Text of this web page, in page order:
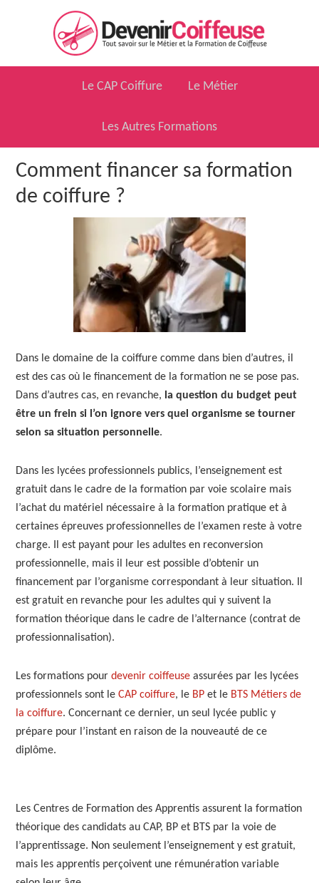
navigation
content
sidebar
Le CAP Coiffure Le Métier
Les Autres Formations
Comment financer sa formation
de coiffure ?
Dans le domaine de la coiffure comme dans bien d’autres, il
est des cas où le financement de la formation ne se pose pas.
Dans d’autres cas, en revanche, la question du budget peut
être un frein si l’on ignore vers quel organisme se tourner
selon sa situation personnelle.
Dans les lycées professionnels publics, l’enseignement est
gratuit dans le cadre de la formation par voie scolaire mais
l’achat du matériel nécessaire à la formation pratique et à
certaines épreuves professionnelles de l’examen reste à votre
charge. Il est payant pour les adultes en reconversion
professionnelle, mais il leur est possible d’obtenir un
financement par l’organisme correspondant à leur situation. Il
est gratuit en revanche pour les adultes qui y suivent la
formation théorique dans le cadre de l’alternance (contrat de
professionnalisation).
Les formations pourdevenir coiffeuse assurées par les lycées
professionnels sont leCAP coiffure, le BP et le BTS Métiers de
la coiffure. Concernant ce dernier, un seul lycée public y
prépare pour l’instant en raison de la nouveauté de ce
diplôme.
Les Centres de Formation des Apprentis assurent la formation
théorique des candidats au CAP, BP et BTS par la voie de
l’apprentissage. Non seulement l’enseignement y est gratuit,
mais les apprentis perçoivent une rémunération variable